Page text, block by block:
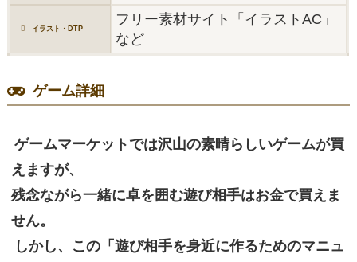
イラスト・DTP
フリー素材サイト「イラストAC」
など
ゲーム詳細
ゲームマーケットでは沢山の素晴らしいゲームが買
えますが、
残念ながら一緒に卓を囲む遊び相手はお金で買えま
せん。
しかし、この「遊び相手を身近に作るためのマニュ